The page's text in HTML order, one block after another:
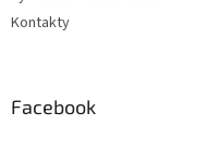
Kontakty
Facebook